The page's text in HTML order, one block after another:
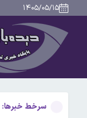
۱۴۰۵/۰۵/۱۵
سرخط خبرها: